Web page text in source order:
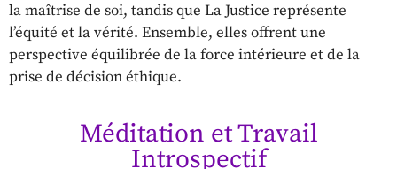
la maîtrise de soi, tandis que La Justice représente
l’équité et la vérité. Ensemble, elles offrent une
perspective équilibrée de la force intérieure et de la
prise de décision éthique.
Méditation et Travail
Introspectif